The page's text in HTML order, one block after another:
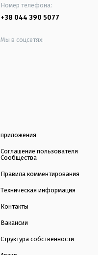
Номер телефона:
+38 044 390 5077
Мы в соцсетях:
приложения
Соглашение пользователя
Сообщества
Правила комментирования
Техническая информация
Контакты
Вакансии
Структура собственности